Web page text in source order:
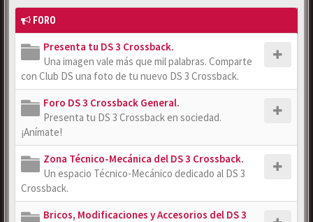
FORO
Presenta tu DS 3 Crossback.
Una imagen vale más que mil palabras. Comparte
con Club DS una foto de tu nuevo DS 3 Crossback.
Foro DS 3 Crossback General.
Presenta tu DS 3 Crossback en sociedad.
¡Anímate!
Zona Técnico-Mecánica del DS 3 Crossback.
Un espacio Técnico-Mecánico dedicado al DS 3
Crossback.
Bricos, Modificaciones y Accesorios del DS 3